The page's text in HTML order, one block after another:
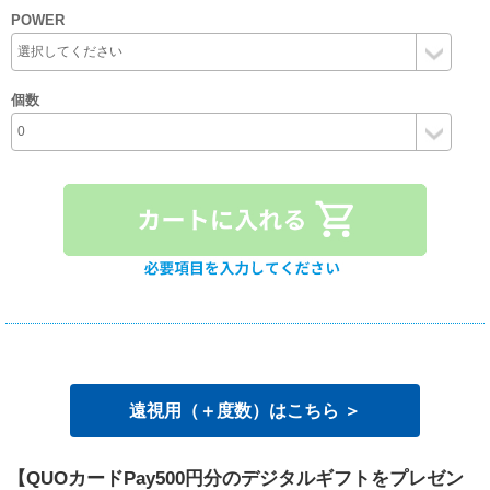
POWER
個数
遠視用（＋度数）はこちら ＞
【QUOカードPay500円分のデジタルギフトをプレゼン